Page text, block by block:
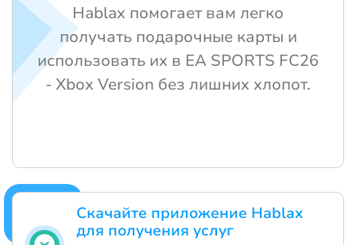
Скачайте приложение Hablax
для получения услуг
Hablax помогает вам легко
получать подарочные карты и
использовать их в EA SPORTS FC26
- Xbox Version без лишних хлопот.